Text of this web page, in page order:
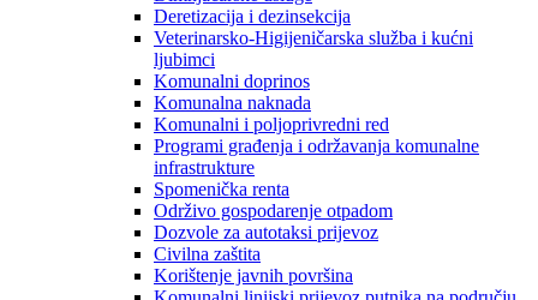
Deretizacija i dezinsekcija
Veterinarsko-Higijeničarska služba i kućni
ljubimci
Komunalni doprinos
Komunalna naknada
Komunalni i poljoprivredni red
Programi građenja i održavanja komunalne
infrastrukture
Spomenička renta
Održivo gospodarenje otpadom
Dozvole za autotaksi prijevoz
Civilna zaštita
Korištenje javnih površina